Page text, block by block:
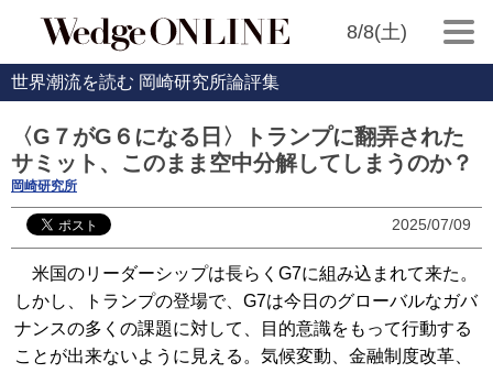
8/8(土)
世界潮流を読む 岡崎研究所論評集
〈G７がG６になる日〉トランプに翻弄された
サミット、このまま空中分解してしまうのか？
岡崎研究所
2025/07/09
米国のリーダーシップは長らくG7に組み込まれて来た。
しかし、トランプの登場で、G7は今日のグローバルなガバ
ナンスの多くの課題に対して、目的意識をもって行動する
ことが出来ないように見える。気候変動、金融制度改革、